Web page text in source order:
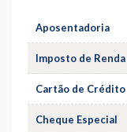
Aposentadoria
Imposto de Renda
Cartão de Crédito
Cheque Especial